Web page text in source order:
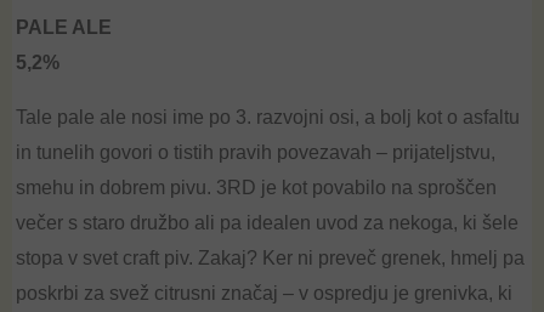
out of
5PALE ALE
5,2%
Tale pale ale nosi ime po 3. razvojni osi, a bolj kot o asfaltu
in tunelih govori o tistih pravih povezavah – prijateljstvu,
smehu in dobrem pivu. 3RD je kot povabilo na sproščen
večer s staro družbo ali pa idealen uvod za nekoga, ki šele
stopa v svet craft piv. Zakaj? Ker ni preveč grenek, hmelj pa
poskrbi za svež citrusni značaj – v ospredju je grenivka, ki